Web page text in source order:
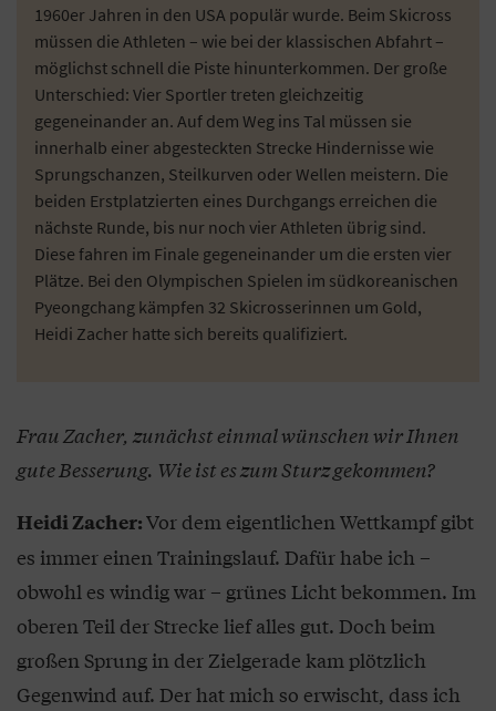
1960er Jahren in den USA populär wurde. Beim Skicross
müssen die Athleten – wie bei der klassischen Abfahrt –
möglichst schnell die Piste hinunterkommen. Der große
Unterschied: Vier Sportler treten gleichzeitig
gegeneinander an. Auf dem Weg ins Tal müssen sie
innerhalb einer abgesteckten Strecke Hindernisse wie
Sprungschanzen, Steilkurven oder Wellen meistern. Die
beiden Erstplatzierten eines Durchgangs erreichen die
nächste Runde, bis nur noch vier Athleten übrig sind.
Diese fahren im Finale gegeneinander um die ersten vier
Plätze. Bei den Olympischen Spielen im südkoreanischen
Pyeongchang kämpfen 32 Skicrosserinnen um Gold,
Heidi Zacher hatte sich bereits qualifiziert.
Frau Zacher, zunächst einmal wünschen wir Ihnen
gute Besserung. Wie ist es zum Sturz gekommen?
Heidi Zacher:Vor dem eigentlichen Wettkampf gibt
es immer einen Trainingslauf. Dafür habe ich –
obwohl es windig war – grünes Licht bekommen. Im
oberen Teil der Strecke lief alles gut. Doch beim
großen Sprung in der Zielgerade kam plötzlich
Gegenwind auf. Der hat mich so erwischt, dass ich